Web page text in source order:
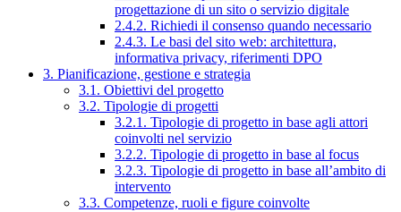
progettazione di un sito o servizio digitale
2.4.2. Richiedi il consenso quando necessario
2.4.3. Le basi del sito web: architettura,
informativa privacy, riferimenti DPO
3. Pianificazione, gestione e strategia
3.1. Obiettivi del progetto
3.2. Tipologie di progetti
3.2.1. Tipologie di progetto in base agli attori
coinvolti nel servizio
3.2.2. Tipologie di progetto in base al focus
3.2.3. Tipologie di progetto in base all’ambito di
intervento
3.3. Competenze, ruoli e figure coinvolte